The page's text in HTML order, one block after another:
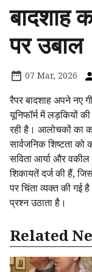
बादशाह
पर उबाल
07 Mar, 2026
रैपर बादशाह अपने नए
यूनिफॉर्म में लड़कियों
रही है। आलोचकों का
सार्वजनिक शिष्टता
सविता आर्या और
शिकायतें दर्ज की हैं,
पर चिंता व्यक्त की गई
प्रश्न उठाता है।
Related